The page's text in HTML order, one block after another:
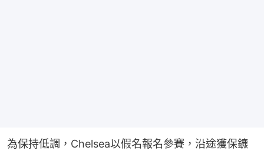
為保持低調，Chelsea以假名報名參賽，沿途獲保鑣